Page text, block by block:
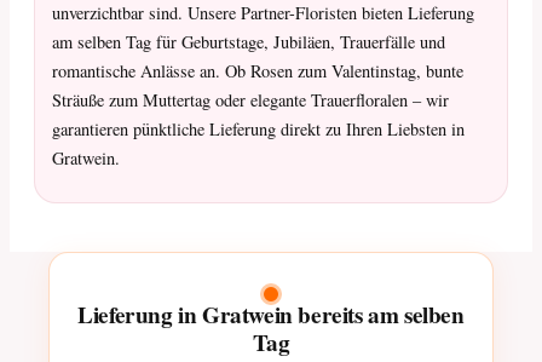
unverzichtbar sind. Unsere Partner-Floristen bieten Lieferung
am selben Tag für Geburtstage, Jubiläen, Trauerfälle und
romantische Anlässe an. Ob Rosen zum Valentinstag, bunte
Sträuße zum Muttertag oder elegante Trauerfloralen – wir
garantieren pünktliche Lieferung direkt zu Ihren Liebsten in
Gratwein.
Lieferung in Gratwein bereits am selben
Tag